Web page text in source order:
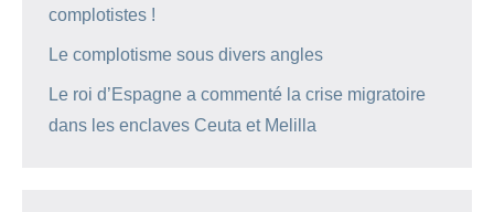
complotistes !
Le complotisme sous divers angles
Le roi d’Espagne a commenté la crise migratoire
dans les enclaves Ceuta et Melilla